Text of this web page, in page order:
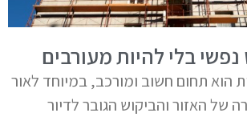
נפשי בלי להיות מעורבים
הוא תחום חשוב ומורכב, במיוחד לאור
של האזור והביקוש הגובר לדיור